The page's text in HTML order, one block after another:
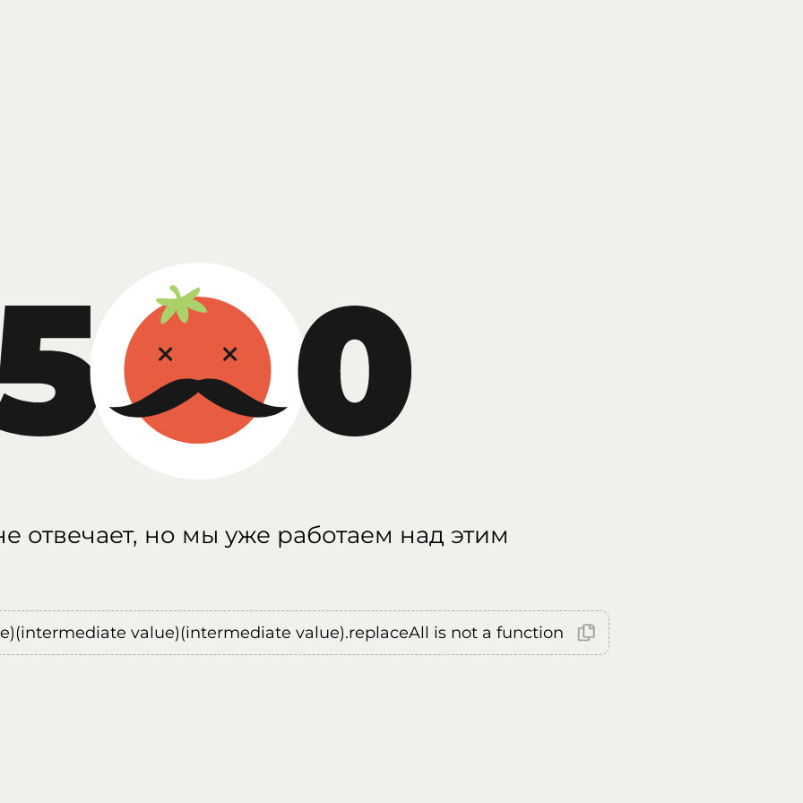
отвечает, но мы уже работаем над этим
value)(intermediate value).replaceAll is not a function